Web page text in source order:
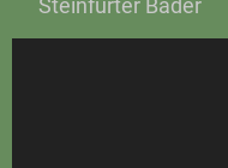
Steinfurter Bäder